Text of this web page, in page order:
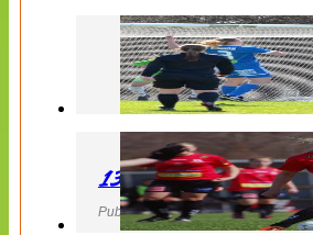
130427 LB 07 – QBIK
Publicerad 27 April 2013, 22:40